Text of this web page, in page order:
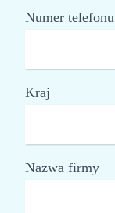
Numer telefonu
Kraj
Nazwa firmy